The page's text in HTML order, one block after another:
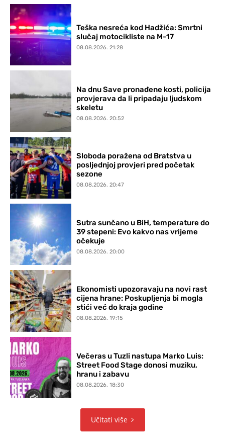
Teška nesreća kod Hadžića: Smrtni
slučaj motocikliste na M-17
08.08.2026. 21:28
Na dnu Save pronađene kosti, policija
provjerava da li pripadaju ljudskom
skeletu
08.08.2026. 20:52
Sloboda poražena od Bratstva u
posljednjoj provjeri pred početak
sezone
08.08.2026. 20:47
Sutra sunčano u BiH, temperature do
39 stepeni: Evo kakvo nas vrijeme
očekuje
08.08.2026. 20:00
Ekonomisti upozoravaju na novi rast
cijena hrane: Poskupljenja bi mogla
stići već do kraja godine
08.08.2026. 19:15
Večeras u Tuzli nastupa Marko Luis:
Street Food Stage donosi muziku,
hranu i zabavu
08.08.2026. 18:30
Učitati više